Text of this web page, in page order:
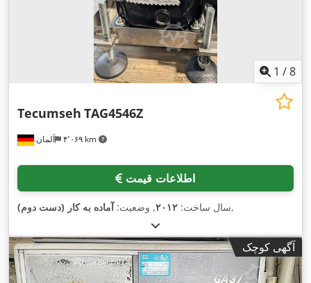
1 /8
آلمان ۴٬۰۶۹ km
Tecumseh TAG4546Z
اطلاعات قیمت
سال ساخت: ۲۰۱۲, وضعیت: آماده به کار (دست دوم) ,
آگهی کوچک